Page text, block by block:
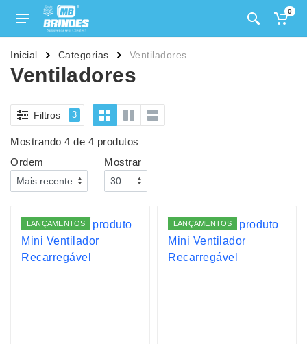
0
Inicial Categorias Ventiladores
Ventiladores
Filtros 3
Mostrando 4 de 4 produtos
Ordem
Mostrar
LANÇAMENTOS LANÇAMENTOS